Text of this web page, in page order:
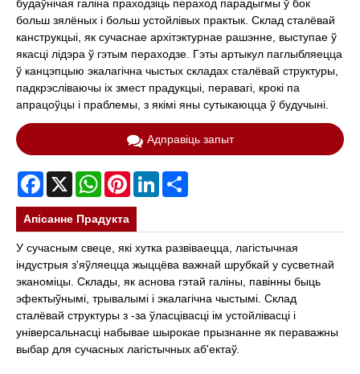
будаўнічая галіна праходзіць пераход парадыгмы ў бок
больш зялёных і больш устойлівых практык. Склад сталёвай
канструкцыі, як сучаснае архітэктурнае рашэнне, выступае ў
якасці лідэра ў гэтым пераходзе. Гэты артыкул паглыбляецца
ў канцэпцыю экалагічна чыстых складах сталёвай структуры,
падкрэсліваючы іх змест прадукцыі, перавагі, крокі па
апрацоўцы і праблемы, з якімі яны сутыкаюцца ў будучыні.
Адправіць запыт
Facebook
X WhatsAppPinterestLinkedIn
Апісанне Прадукта
У сучасным свеце, які хутка развіваецца, лагістычная
індустрыя з'яўляецца жыццёва важнай шрубкай у сусветнай
эканоміцы. Склады, як аснова гэтай галіны, павінны быць
эфектыўнымі, трывалымі і экалагічна чыстымі. Склад
сталёвай структуры з -за ўласцівасці ім устойлівасці і
універсальнасці набывае шырокае прызнанне як пераважны
выбар для сучасных лагістычных аб'ектаў.